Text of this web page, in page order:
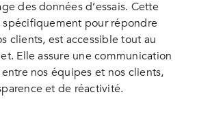
des données d’essais. Cette
pour répondre
clients, est accessible tout au
Elle assure une communication
nos équipes et nos clients,
et de réactivité.